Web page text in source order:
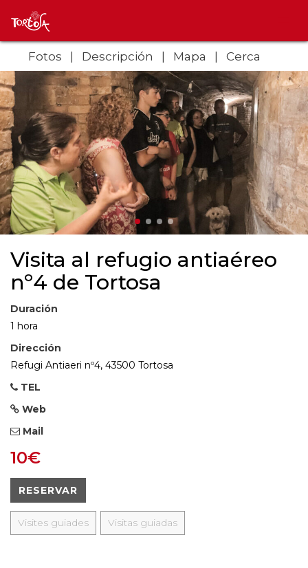
Fotos Descripción Mapa Cerca
Visita al refugio antiaéreo
nº4 de Tortosa
Duración
1 hora
Dirección
Refugi Antiaeri nº4, 43500 Tortosa
TEL
Web
Mail
10€
RESERVAR
Visites guiades Visitas guiadas